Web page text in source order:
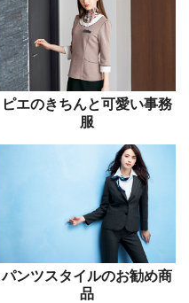
ピエのきちんと可愛い事務
服
パンツスタイルのお勧め商
品